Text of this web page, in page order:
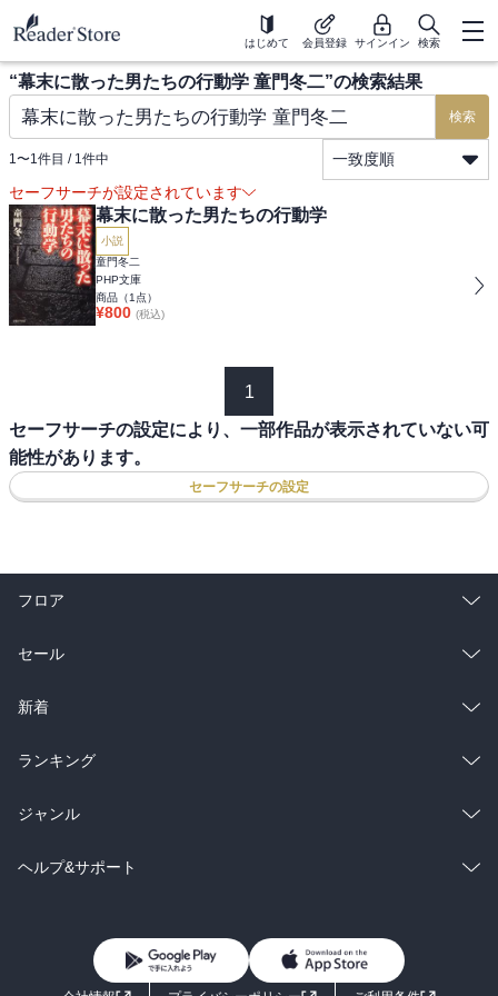
はじめて 会員登録 サインイン 検索
“幕末に散った男たちの行動学 童門冬二”の検索結果
検索
1〜1件目 / 1件中
一致度順
セーフサーチが設定されています
幕末に散った男たちの行動学
小説
童門冬二
PHP文庫
商品（1 点）
¥800 (税込)
1
セーフサーチの設定により、一部作品が表示されていない可
能性があります。
セーフサーチの設定
フロア
総合
ラノベ
雑誌・グラビア
BL・TL
セール
総合
ラノベ
雑誌・グラビア
BL・TL
新着
総合
ラノベ
雑誌・グラビア
ランキング
総合
ラノベ
ジャンル
コミック
ライトノベル 男子向けラノベ
ヘルプ&サポート
よくあるご質問
お問い合わせ